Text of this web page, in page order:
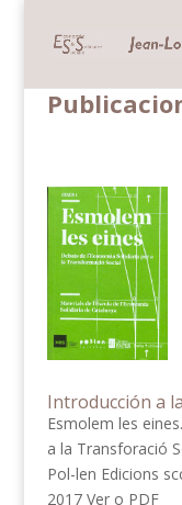
Introducción a
Esmolem les
a la Transforació
Pol-len Edicions
2017 Ver o PDF